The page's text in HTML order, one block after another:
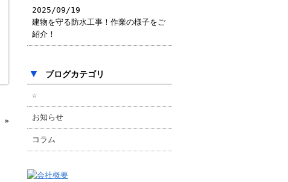
»
2025/09/19
建物を守る防水工事！作業の様子をご
紹介！
▼ ブログカテゴリ
☆
お知らせ
コラム